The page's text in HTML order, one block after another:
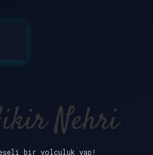
Nehri
bir yolculuk yap!